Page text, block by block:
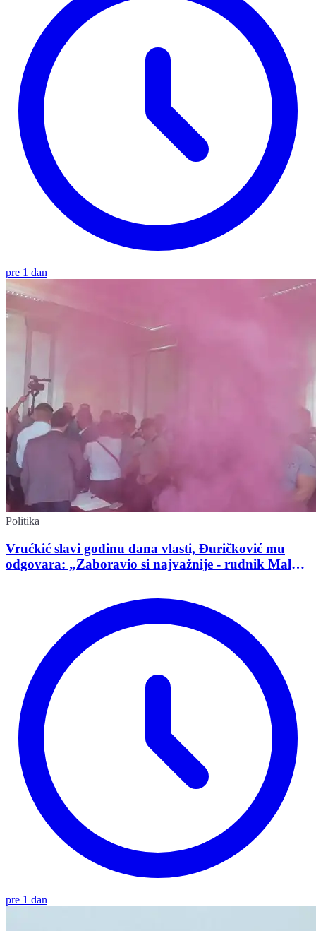
pre 1 dan
Politika
Vrućkić slavi godinu dana vlasti, Đuričković mu
odgovara: „Zaboravio si najvažnije - rudnik Malka
pre 1 dan